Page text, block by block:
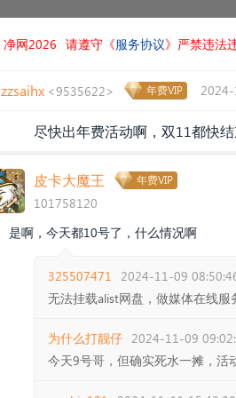
净网2026 请遵守《服务协议》严禁违法
zzsaihx <9535622> 年费VIP
尽快出年费活动啊，双11都快
皮卡大魔王 年费VIP
101758120
是啊，今天都10号了，什么情况啊
325507471 2024-11-09
无法挂载alist网盘，做媒体在线
为什么打靓仔 2024-11-09
今天9号哥，但确实死水一摊，活